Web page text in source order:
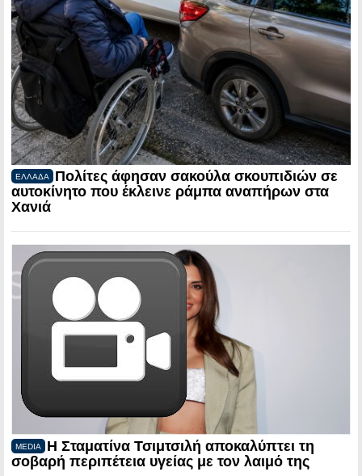
ΕΛΛΑΔΑ
Πολίτες άφησαν σακούλα σκουπιδιών σε
αυτοκίνητο που έκλεινε ράμπα αναπήρων στα
Χανιά
MEDIA
Η Σταματίνα Τσιμτσιλή αποκαλύπτει τη
σοβαρή περιπέτεια υγείας με τον λαιμό της